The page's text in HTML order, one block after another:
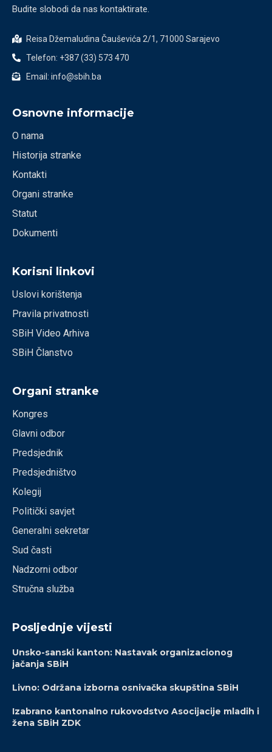
Budite slobodi da nas kontaktirate.
Reisa Džemaludina Čauševića 2/1, 71000 Sarajevo
Telefon: +387 (33) 573 470
Email: info@sbih.ba
Osnovne informacije
O nama
Historija stranke
Kontakti
Organi stranke
Statut
Dokumenti
Korisni linkovi
Uslovi korištenja
Pravila privatnosti
SBiH Video Arhiva
SBiH Članstvo
Organi stranke
Kongres
Glavni odbor
Predsjednik
Predsjedništvo
Kolegij
Politički savjet
Generalni sekretar
Sud časti
Nadzorni odbor
Stručna služba
Posljednje vijesti
Unsko-sanski kanton: Nastavak organizacionog
jačanja SBiH
Livno: Održana izborna osnivačka skupština SBiH
Izabrano kantonalno rukovodstvo Asocijacije mladih i
žena SBiH ZDK